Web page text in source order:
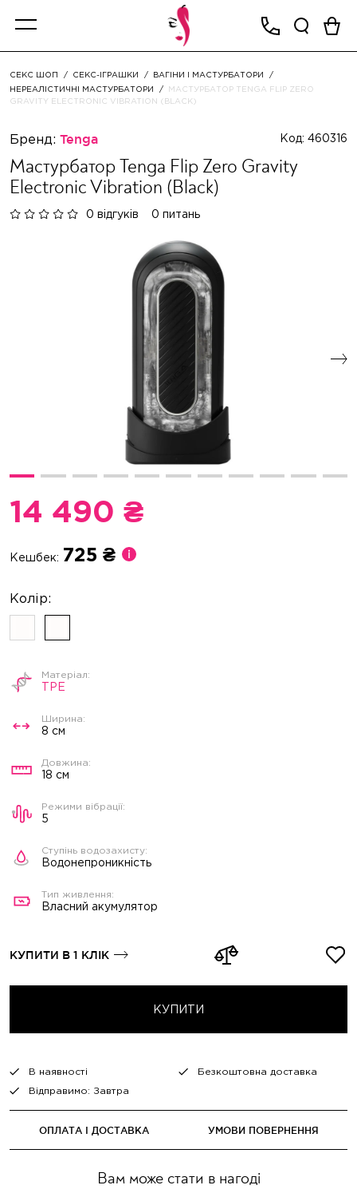
СЕКС ШОП СЕКС-ІГРАШКИ
ВАГІНИ І МАСТУРБАТОРИ
НЕРЕАЛІСТИЧНІ МАСТУРБАТОРИ
МАСТУРБАТОР TENGA FLIP ZERO
GRAVITY ELECTRONIC VIBRATION (BLACK)
Бренд: Tenga Код: 460316
Мастурбатор Tenga Flip Zero Gravity
Electronic Vibration (Black)
0 відгуків 0 питань
14 490 ₴
Кешбек: 725 ₴
КУПИТИ
КУПИТИ В 1 КЛІК
TPE
8 см
18 см
5
Водонепроникність
Власний акумулятор
В наявності
Безкоштовна доставка
Відправимо: Завтра
ОПЛАТА І ДОСТАВКА УМОВИ ПОВЕРНЕННЯ
Вам може стати в нагоді